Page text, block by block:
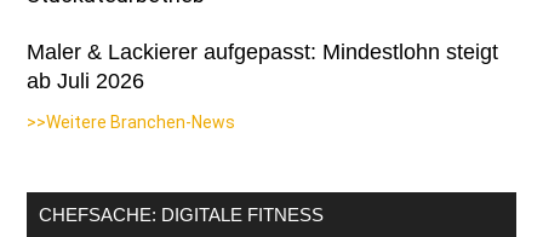
Maler & Lackierer aufgepasst: Mindestlohn steigt
ab Juli 2026
>>Weitere Branchen-News
CHEFSACHE: DIGITALE FITNESS